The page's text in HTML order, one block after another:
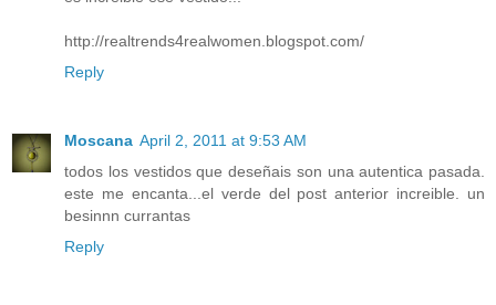
http://realtrends4realwomen.blogspot.com/
Reply
Moscana April 2, 2011 at 9:53 AM
todos los vestidos que deseñais son una autentica pasada.
este me encanta...el verde del post anterior increible. un
besinnn currantas
Reply